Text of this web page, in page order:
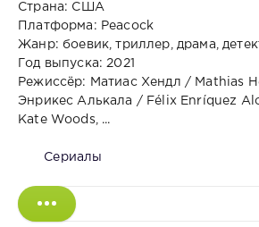
Страна: США
Платформа: Peacock
Жанр: боевик, триллер, драма,
Год выпуска: 2021
Режиссёр: Матиас Хендл / Mathias
Энрикес Алькала / Félix Enríquez
Kate Woods, ...
Сериалы